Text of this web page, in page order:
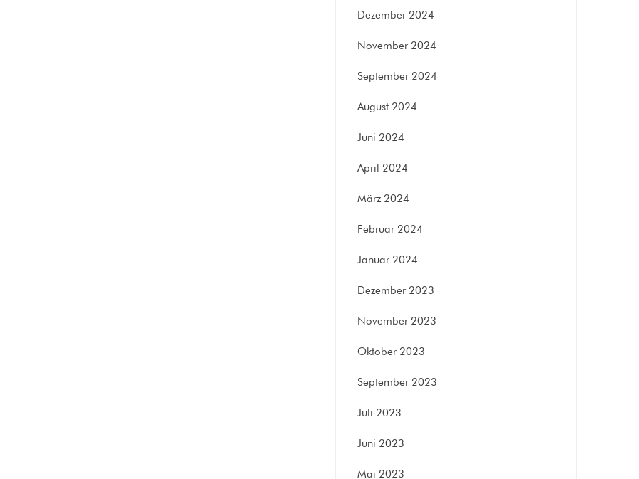
Dezember 2024
November 2024
September 2024
August 2024
Juni 2024
April 2024
März 2024
Februar 2024
Januar 2024
Dezember 2023
November 2023
Oktober 2023
September 2023
Juli 2023
Juni 2023
Mai 2023